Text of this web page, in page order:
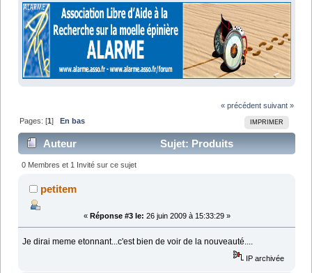
« précédent suivant »
IMPRIMER
Pages: [1] En bas
Auteur
Sujet: Produits
intéressants - Salon Handica Lyon 2009 (Lu 8131 fois)
0 Membres et 1 Invité sur ce sujet
petitem
« Réponse #3 le: 26 juin 2009 à 15:33:29 »
Je dirai meme etonnant...c'est bien de voir de la nouveauté....
IP archivée